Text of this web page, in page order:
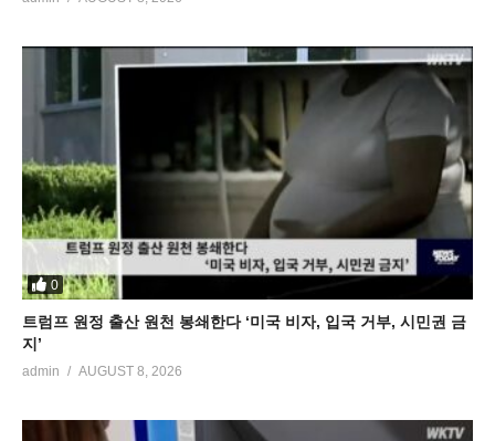
0
트럼프 원정 출산 원천 봉쇄한다 ‘미국 비자, 입국 거부, 시민권 금
지’
admin AUGUST 8, 2026